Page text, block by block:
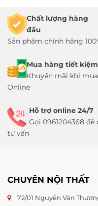
Chất lượng hàng
đầu
Sản phẩm chính hãng
Mua hàng tiết kiệm
Khuyến mãi khi mua
Online
Hỗ trợ online 24/7
Gọi 0961204368 để
tư vấn
CHUYÊN NỘI THẤT
72/01 Nguyễn Văn